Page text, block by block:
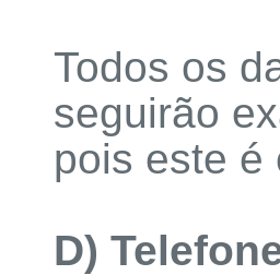
Todos os
seguirão
pois este
D)